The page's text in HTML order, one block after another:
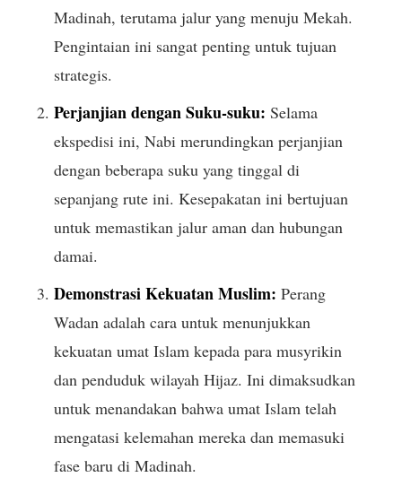
Madinah, terutama jalur yang menuju Mekah.
Pengintaian ini sangat penting untuk tujuan
strategis.
Perjanjian dengan Suku-suku: Selama
ekspedisi ini, Nabi merundingkan perjanjian
dengan beberapa suku yang tinggal di
sepanjang rute ini. Kesepakatan ini bertujuan
untuk memastikan jalur aman dan hubungan
damai.
Demonstrasi Kekuatan Muslim: Perang
Wadan adalah cara untuk menunjukkan
kekuatan umat Islam kepada para musyrikin
dan penduduk wilayah Hijaz. Ini dimaksudkan
untuk menandakan bahwa umat Islam telah
mengatasi kelemahan mereka dan memasuki
fase baru di Madinah.